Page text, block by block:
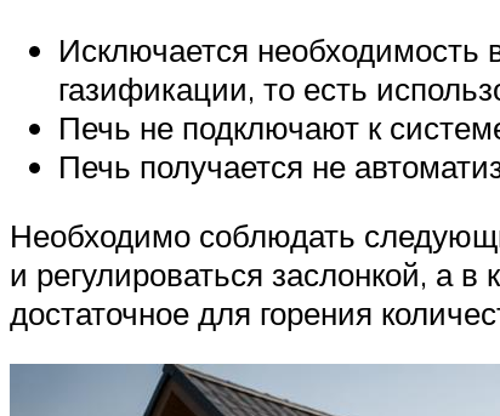
Исключается
газификации, то есть
Печь не подключают к
Печь получается не
Необходимо соблюдать
и регулироваться заслонкой, а
достаточное для горения